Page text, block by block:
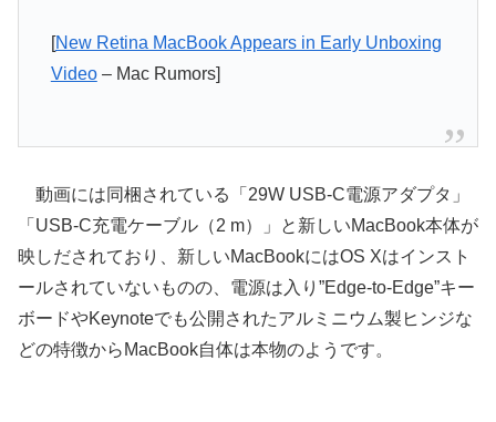
[New Retina MacBook Appears in Early Unboxing
Video– Mac Rumors]
動画には同梱されている「29W USB-C電源アダプタ」
「USB-C充電ケーブル（2 m）」と新しいMacBook本体が
映しだされており、新しいMacBookにはOS Xはインスト
ールされていないものの、電源は入り”Edge-to-Edge”キー
ボードやKeynoteでも公開されたアルミニウム製ヒンジな
どの特徴からMacBook自体は本物のようです。